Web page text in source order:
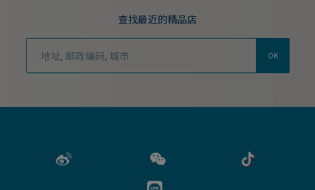
查找最近的精品店
OK